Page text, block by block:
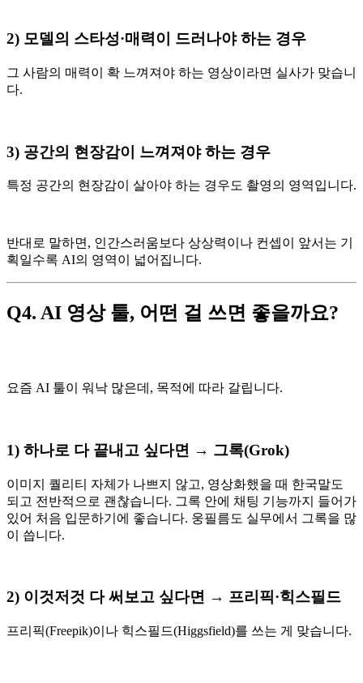
2) 모델의 스타성·매력이 드러나야 하는 경우
그 사람의 매력이 확 느껴져야 하는 영상이라면 실사가 맞습니
다.
3) 공간의 현장감이 느껴져야 하는 경우
특정 공간의 현장감이 살아야 하는 경우도 촬영의 영역입니다.
반대로 말하면, 인간스러움보다 상상력이나 컨셉이 앞서는 기
획일수록 AI의 영역이 넓어집니다.
Q4. AI 영상 툴, 어떤 걸 쓰면 좋을까요?
요즘 AI 툴이 워낙 많은데, 목적에 따라 갈립니다.
1) 하나로 다 끝내고 싶다면 → 그록(Grok)
이미지 퀄리티 자체가 나쁘지 않고, 영상화했을 때 한국말도
되고 전반적으로 괜찮습니다. 그록 안에 채팅 기능까지 들어가
있어 처음 입문하기에 좋습니다. 웅필름도 실무에서 그록을 많
이 씁니다.
2) 이것저것 다 써보고 싶다면 → 프리픽·힉스필드
프리픽(Freepik)이나 힉스필드(Higgsfield)를 쓰는 게 맞습니다.